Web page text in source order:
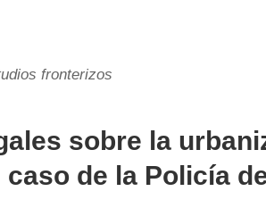
fronterizos
sobre la
de la Policía